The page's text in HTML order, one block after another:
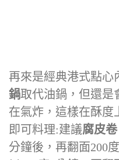
再來是經典港式點心
鍋取代油鍋，但還是
在氣炸，這樣在酥
即可料理:建議腐皮卷
分鐘後，再翻面200